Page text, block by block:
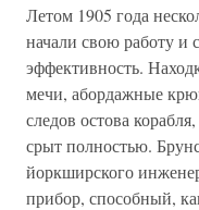
Летом 1905 года
начали свою работу и
эффективность.
мечи, абордажные
следов остова
срыт полностью.
йоркширского
прибор, способный,